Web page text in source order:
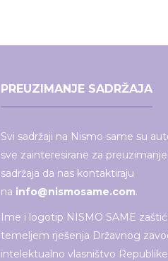
PREUZIMANJE SADRŽAJA
Svi sadržaji na Nismo same su
sve zainteresirane za
sadržaja da nas kontaktiraju
na info@nismosame.com.
Ime i logotip NISMO SAME
temeljem rješenja Državnog
intelektualno vlasništvo